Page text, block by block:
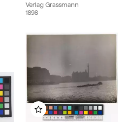
Verlag Grassmann
1898
hinzufügenZu meinem Album